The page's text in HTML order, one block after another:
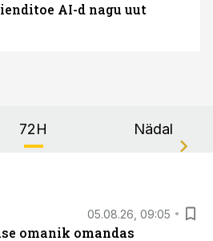
AI-d nagu uut
72H Nädal
05.08.26, 09:05
omanik omandas